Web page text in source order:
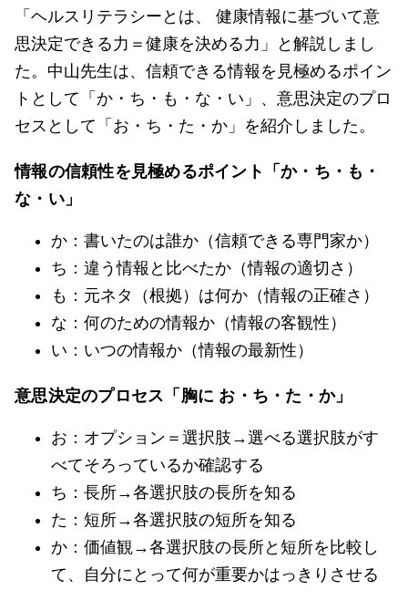
「ヘルスリテラシーとは、 健康情報に基づいて意
思決定できる力＝健康を決める力」と解説しまし
た。中山先生は、信頼できる情報を見極めるポイン
トとして「か・ち・も・な・い」、意思決定のプロ
セスとして「お・ち・た・か」を紹介しました。
情報の信頼性を見極めるポイント「か・ち・も・
な・い」
か：書いたのは誰か（信頼できる専門家か）
ち：違う情報と比べたか（情報の適切さ）
も：元ネタ（根拠）は何か（情報の正確さ）
な：何のための情報か（情報の客観性）
い：いつの情報か（情報の最新性）
意思決定のプロセス「胸に お・ち・た・か」
お：オプション＝選択肢→選べる選択肢がす
べてそろっているか確認する
ち：長所→各選択肢の長所を知る
た：短所→各選択肢の短所を知る
か：価値観→各選択肢の長所と短所を比較し
て、自分にとって何が重要かはっきりさせる